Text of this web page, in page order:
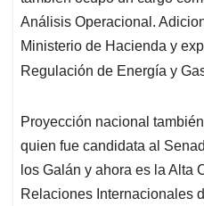
Análisis Operacional.
Ministerio de Hacienda y
Regulación de Energía y
Proyección nacional
quien fue candidata al
los Galán y ahora es la Alta
Relaciones Internacionales